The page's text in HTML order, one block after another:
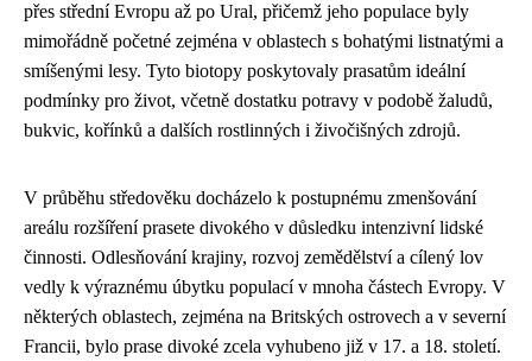
přes střední Evropu až po Ural, přičemž jeho populace byly
mimořádně početné zejména v oblastech s bohatými listnatými a
smíšenými lesy. Tyto biotopy poskytovaly prasatům ideální
podmínky pro život, včetně dostatku potravy v podobě žaludů,
bukvic, kořínků a dalších rostlinných i živočišných zdrojů.
V průběhu středověku docházelo k postupnému zmenšování
areálu rozšíření prasete divokého v důsledku intenzivní lidské
činnosti. Odlesňování krajiny, rozvoj zemědělství a cílený lov
vedly k výraznému úbytku populací v mnoha částech Evropy. V
některých oblastech, zejména na Britských ostrovech a v severní
Francii, bylo prase divoké zcela vyhubeno již v 17. a 18. století.